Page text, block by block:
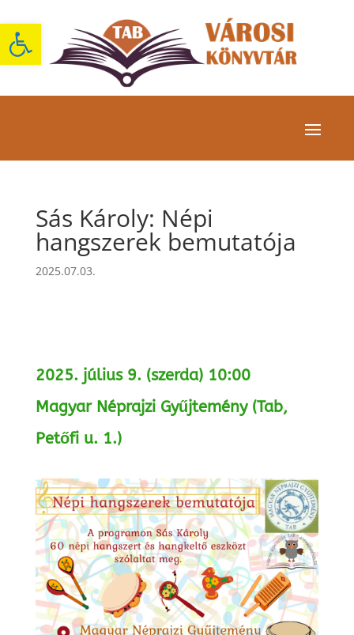
Eszköztár megnyitása
Sás Károly: Népi
hangszerek bemutatója
2025.07.03.
2025. július 9. (szerda) 10:00
Magyar Néprajzi Gyűjtemény (Tab,
Petőfi u. 1.)